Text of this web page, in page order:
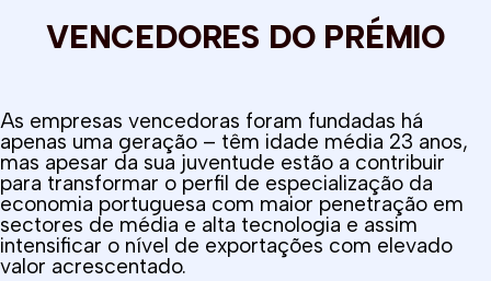
VENCEDORES DO PRÉMIO
As empresas vencedoras foram fundadas há
apenas uma geração – têm idade média 23 anos,
mas apesar da sua juventude estão a contribuir
para transformar o perfil de especialização da
economia portuguesa com maior penetração em
sectores de média e alta tecnologia e assim
intensificar o nível de exportações com elevado
valor acrescentado.